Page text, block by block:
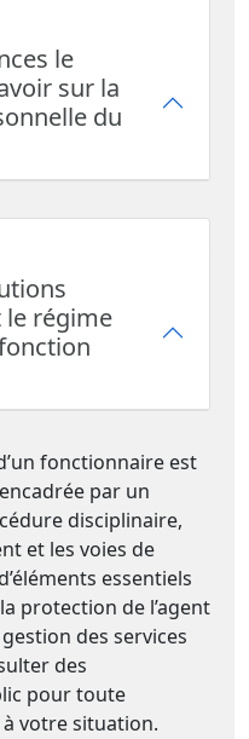
le
sur la
du
le régime
fonctionnaire est
par un
disciplinaire,
et les voies de
essentiels
protection de l’agent
des services
des
pour toute
votre situation.